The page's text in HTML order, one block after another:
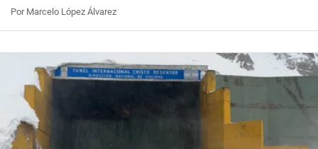
Por Marcelo López Álvarez